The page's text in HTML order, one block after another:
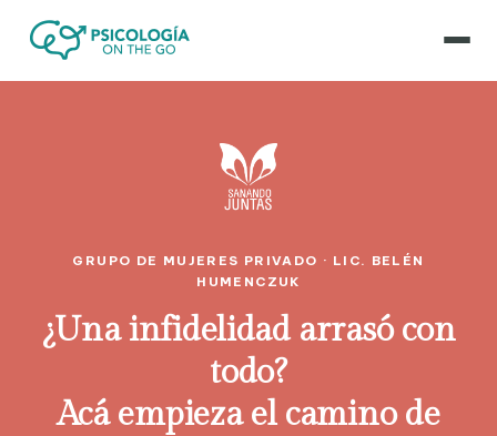
GRUPO DE MUJERES PRIVADO · LIC. BELÉN
HUMENCZUK
¿Una infidelidad arrasó con
todo?
Acá empieza el camino de